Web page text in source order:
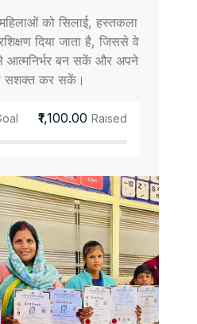
को सिलाई, हस्तकला
दिया जाता है, जिससे वे
आत्मनिर्भर बन सकें और अपने
सशक्त कर सकें।
₹1,100.00 Raised